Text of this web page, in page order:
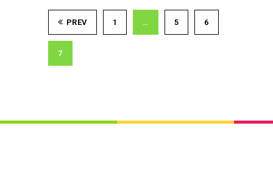
PREV 1 … 5 6
7